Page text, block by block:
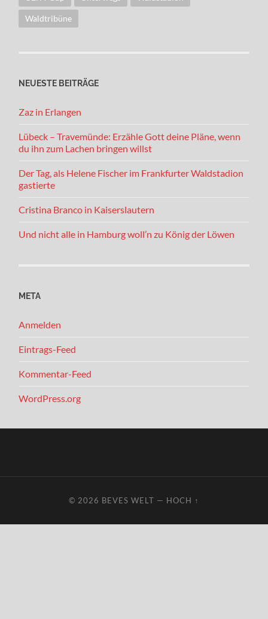
Waldtribüne
NEUESTE BEITRÄGE
Zaz in Erlangen
Lübeck – Travemünde: Erzähle Gott deine Pläne, wenn
du ihn zum Lachen bringen willst
Der Tag, als Helene Fischer im Frankfurter Waldstadion
gastierte
Cristina Branco in Kaiserslautern
Und nicht alle in Hamburg woll’n zu König der Löwen
META
Anmelden
Eintrags-Feed
Kommentar-Feed
WordPress.org
© 2026 BEVES WELT — HOCH ↑